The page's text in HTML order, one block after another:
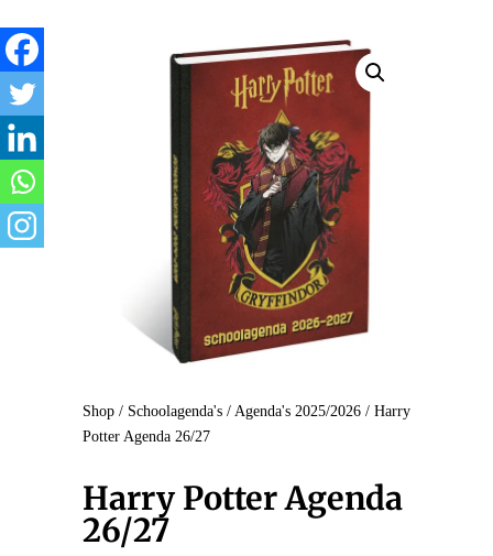
Shop/ Schoolagenda's/ Agenda's 2025/2026/ Harry
Potter Agenda 26/27
Harry Potter Agenda
26/27